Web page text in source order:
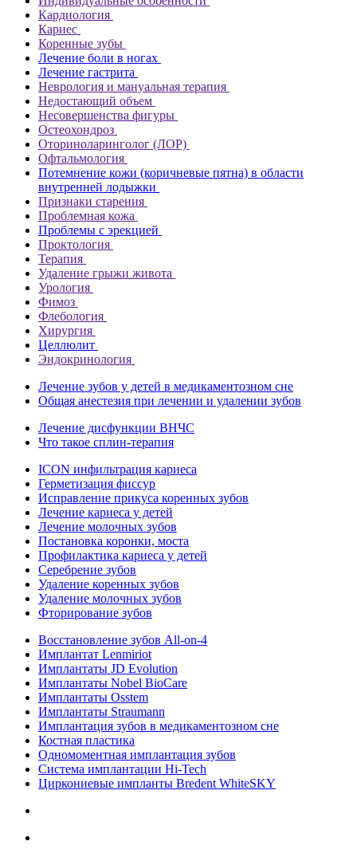
Кардиология
Кариес
Коренные зубы
Лечение боли в ногах
Лечение гастрита
Неврология и мануальная терапия
Недостающий объем
Несовершенства фигуры
Остеохондроз
Оториноларинголог (ЛОР)
Офтальмология
Потемнение кожи (коричневые пятна) в области
внутренней лодыжки
Признаки старения
Проблемная кожа
Проблемы с эрекцией
Проктология
Терапия
Удаление грыжи живота
Урология
Фимоз
Флебология
Хирургия
Целлюлит
Эндокринология
Лечение зубов у детей в медикаментозном сне
Общая анестезия при лечении и удалении зубов
Лечение дисфункции ВНЧС
Что такое сплин-терапия
ICON инфильтрация кариеса
Герметизация фиссур
Исправление прикуса коренных зубов
Лечение кариеса у детей
Лечение молочных зубов
Постановка коронки, моста
Профилактика кариеса у детей
Серебрение зубов
Удаление коренных зубов
Удаление молочных зубов
Фторирование зубов
Восстановление зубов All‑on‑4
Имплантат Lenmiriot
Имплантаты JD Evolution
Имплантаты Nobel BioСare
Имплантаты Osstem
Имплантаты Straumann
Имплантация зубов в медикаментозном сне
Костная пластика
Одномоментная имплантация зубов
Система имплантации Hi-Tech
Циркониевые импланты Bredent WhiteSKY